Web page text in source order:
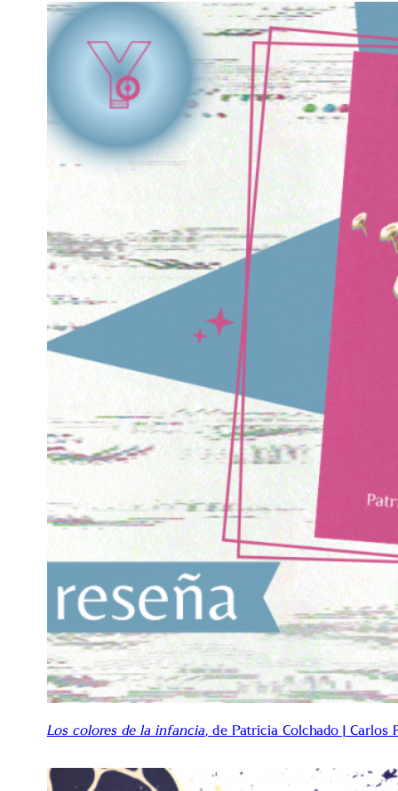
Los colores de la infancia, de Patricia Colchado | Carlos